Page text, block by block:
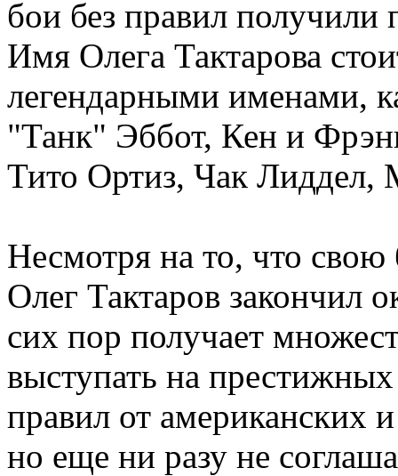
бои без правил получили
Имя Олега Тактарова
легендарными именами,
"Танк" Эббот, Кен и
Тито Ортиз, Чак Лиддел,
Несмотря на то, что
Олег Тактаров закончил
сих пор получает
выступать на
правил от американских
но еще ни разу не